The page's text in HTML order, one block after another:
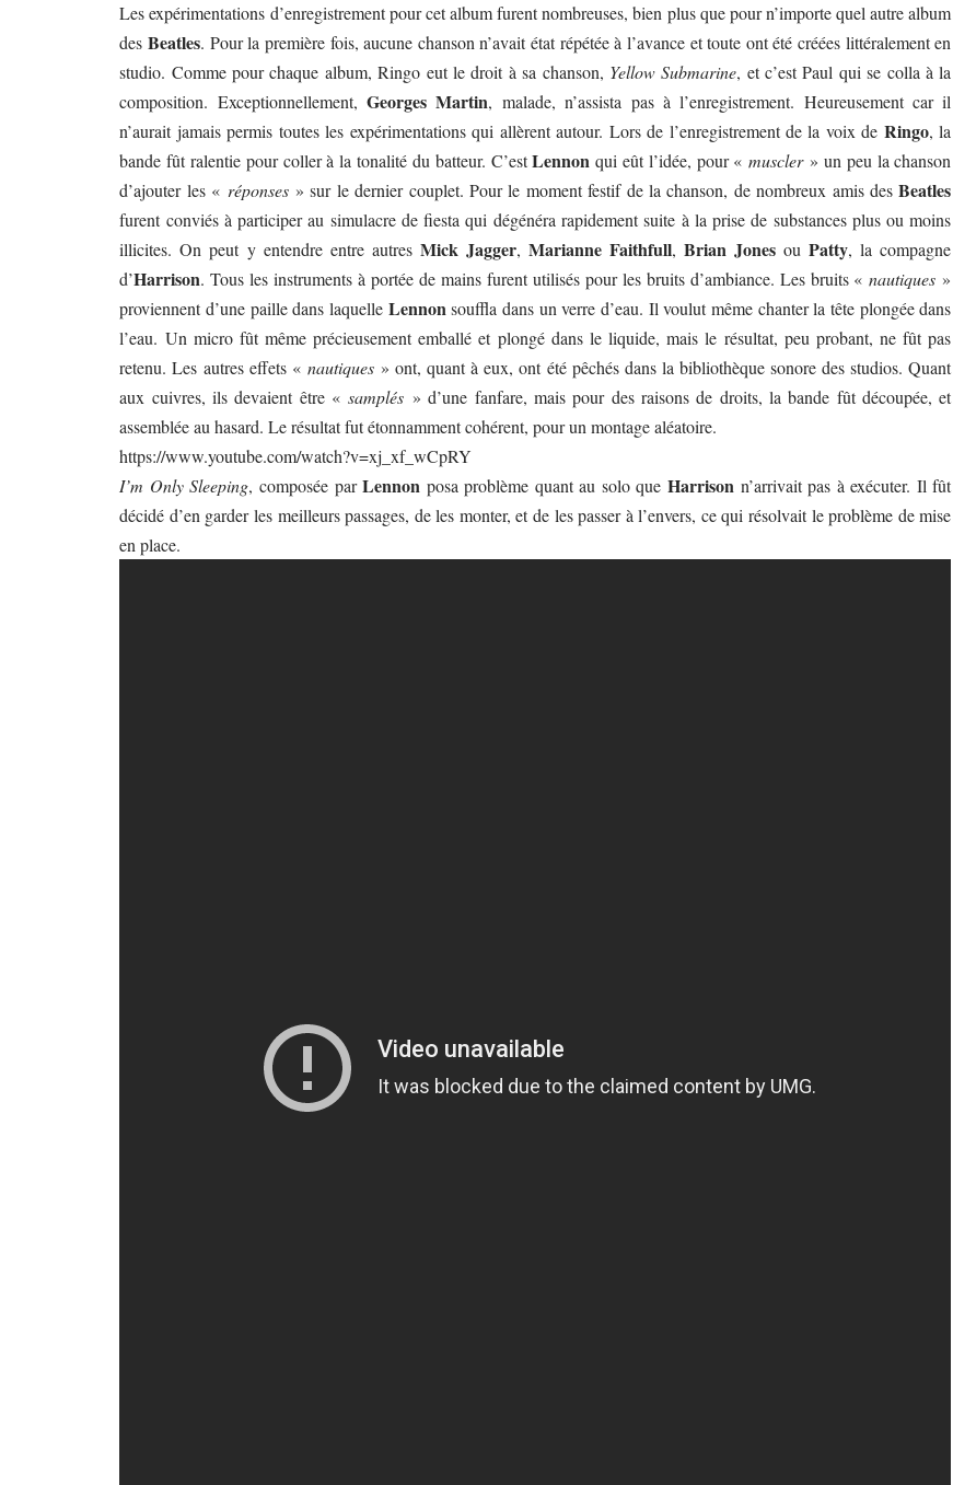
Les expérimentations d’enregistrement pour cet album furent nombreuses, bien plus que pour n’importe quel autre album
des Beatles. Pour la première fois, aucune chanson n’avait état répétée à l’avance et toute ont été créées littéralement en
studio. Comme pour chaque album, Ringo eut le droit à sa chanson, Yellow Submarine, et c’est Paul qui se colla à la
composition. Exceptionnellement,Georges Martin, malade, n’assista pas à l’enregistrement. Heureusement car il
n’aurait jamais permis toutes les expérimentations qui allèrent autour. Lors de l’enregistrement de la voix de Ringo, la
bande fût ralentie pour coller à la tonalité du batteur. C’estLennon qui eût l’idée, pour «muscler» un peu la chanson
d’ajouter les « réponses» sur le dernier couplet. Pour le moment festif de la chanson, de nombreux amis desBeatles
furent conviés à participer au simulacre de fiesta qui dégénéra rapidement suite à la prise de substances plus ou moins
illicites. On peut y entendre entre autres Mick Jagger, Marianne Faithfull,Brian Jones ouPatty, la compagne
d’Harrison. Tous les instruments à portée de mains furent utilisés pour les bruits d’ambiance. Les bruits «nautiques »
proviennent d’une paille dans laquelle Lennon souffla dans un verre d’eau. Il voulut même chanter la tête plongée dans
l’eau. Un micro fût même précieusement emballé et plongé dans le liquide, mais le résultat, peu probant, ne fût pas
retenu. Les autres effets « nautiques» ont, quant à eux, ont été pêchés dans la bibliothèque sonore des studios. Quant
aux cuivres, ils devaient être «samplés » d’une fanfare, mais pour des raisons de droits, la bande fût découpée, et
assemblée au hasard. Le résultat fut étonnamment cohérent, pour un montage aléatoire.
https://www.youtube.com/watch?v=xj_xf_wCpRY
I’m Only Sleeping, composée parLennon posa problème quant au solo queHarrison n’arrivait pas à exécuter. Il fût
décidé d’en garder les meilleurs passages, de les monter, et de les passer à l’envers, ce qui résolvait le problème de mise
en place.